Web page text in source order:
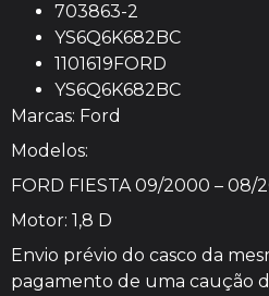
703863-2
YS6Q6K682BC
1101619FORD
YS6Q6K682BC
Marcas: Ford
Modelos:
FORD FIESTA 09/2000 – 08/
Motor: 1,8 D
Envio prévio do casco da
pagamento de uma caução